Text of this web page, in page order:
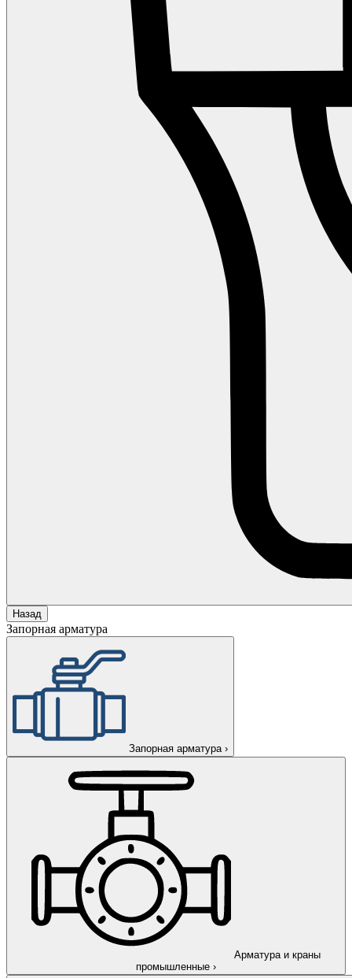
Назад
Запорная арматура
Запорная арматура ›
Арматура и краны
промышленные ›